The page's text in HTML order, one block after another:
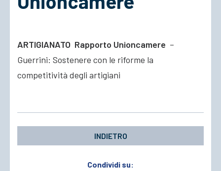
ARTIGIANATO Rapporto Unioncamere –
Guerrini: Sostenere con le riforme la
competitività degli artigiani
INDIETRO
Condividi su: